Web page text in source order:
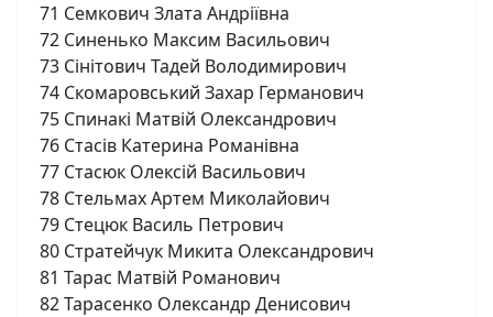
71 Семкович Злата Андріївна
72 Синенько Максим Васильович
73 Сінітович Тадей Володимирович
74 Скомаровський Захар Германович
75 Спинакі Матвій Олександрович
76 Стасів Катерина Романівна
77 Стасюк Олексій Васильович
78 Стельмах Артем Миколайович
79 Стецюк Василь Петрович
80 Стратейчук Микита Олександрович
81 Тарас Матвій Романович
82 Тарасенко Олександр Денисович